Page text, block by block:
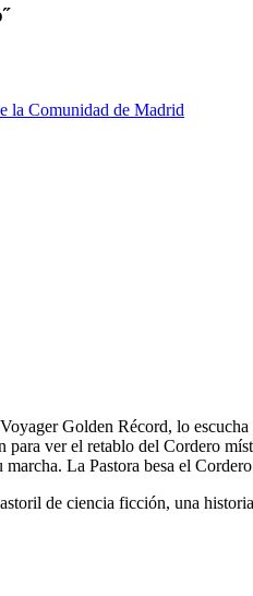
la Comunidad de Madrid
Golden Récord, lo
ver el retablo del Cordero
La Pastora besa el
de ciencia ficción, una